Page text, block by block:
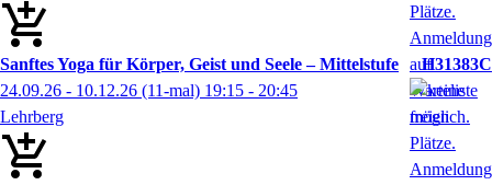
Sanftes Yoga für Körper, Geist und Seele – Mittelstufe
H31383C
24.09.26 - 10.12.26 (11-mal) 19:15 - 20:45
Lehrberg